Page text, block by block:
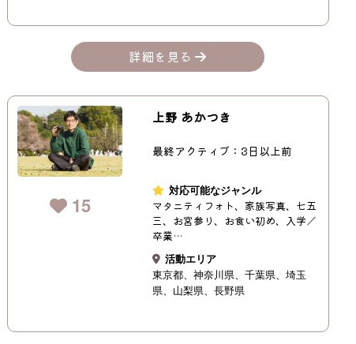
詳細を見る
15
上野 あかつき
最終アクティブ：3日以上前
対応可能なジャンル
マタニティフォト、家族写真、七五
三、お宮参り、お食い初め、入学／
卒業…
活動エリア
東京都
神奈川県 千葉県
埼玉
県
山梨県 長野県